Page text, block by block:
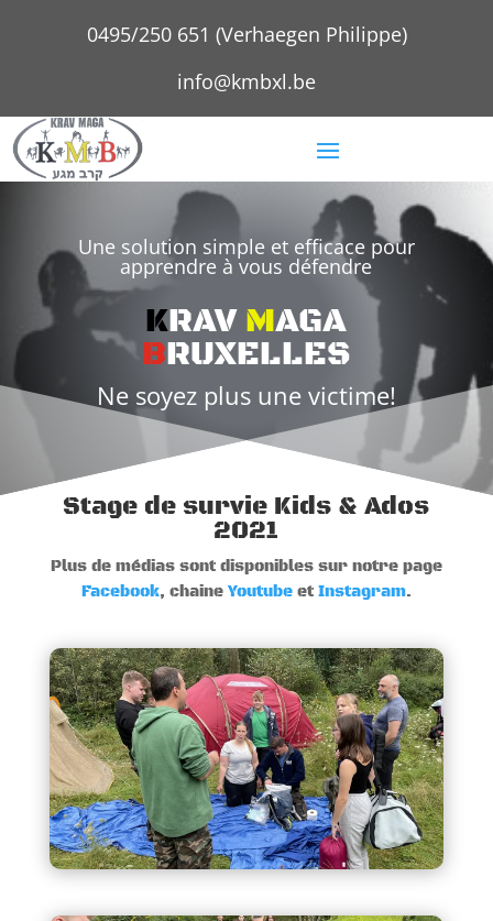
0495/250 651 (Verhaegen Philippe)
info@kmbxl.be
Une solution simple et efficace pour
apprendre à vous défendre
KRAV MAGA
BRUXELLES
Ne soyez plus une victime!
Stage de survie Kids & Ados
2021
Plus de médias sont disponibles sur notre page
Facebook, chaine Youtubeet Instagram.